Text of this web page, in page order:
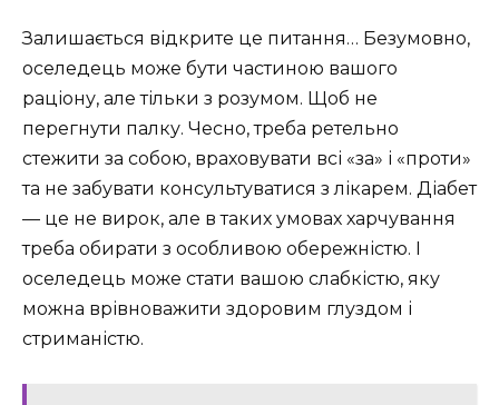
Залишається відкрите це питання… Безумовно,
оселедець може бути частиною вашого
раціону, але тільки з розумом. Щоб не
перегнути палку. Чесно, треба ретельно
стежити за собою, враховувати всі «за» і «проти»
та не забувати консультуватися з лікарем. Діабет
— це не вирок, але в таких умовах харчування
треба обирати з особливою обережністю. І
оселедець може стати вашою слабкістю, яку
можна врівноважити здоровим глуздом і
стриманістю.